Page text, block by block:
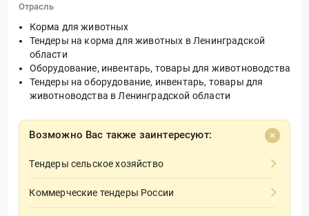
Отрасль
Корма для животных
Тендеры на корма для животных в Ленинградской
области
Оборудование, инвентарь, товары для животноводства
Тендеры на оборудование, инвентарь, товары для
животноводства в Ленинградской области
Возможно Вас также заинтересуют:
Тендеры сельское хозяйство
Коммерческие тендеры России